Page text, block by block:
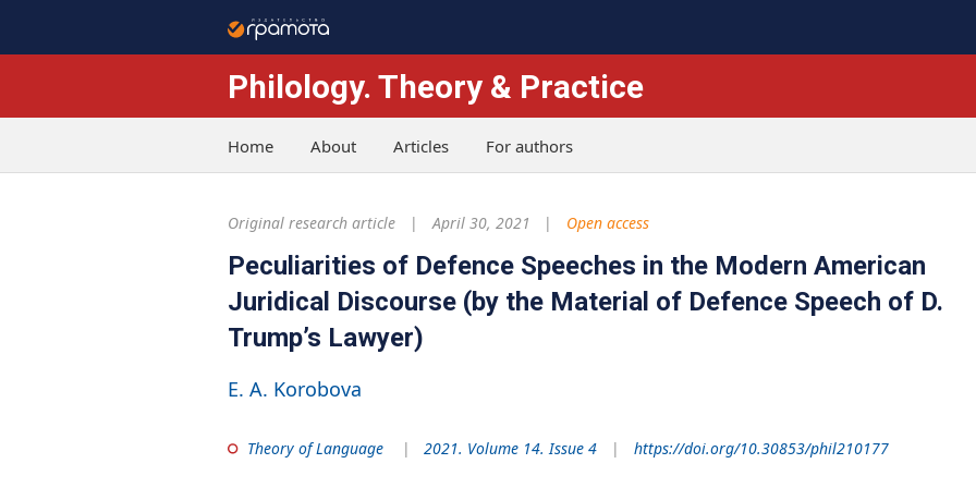
Philology. Theory & Practice
Home About Articles For authors
Original research article April 30, 2021 Open access
Peculiarities of Defence Speeches in the Modern American
Juridical Discourse (by the Material of Defence Speech of D.
Trump’s Lawyer)
E. A. Korobova
Theory of Language 2021. Volume 14. Issue 4 https://doi.org/10.30853/phil210177